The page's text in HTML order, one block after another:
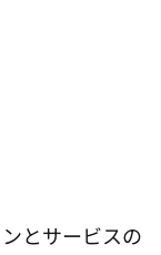
とサービスの